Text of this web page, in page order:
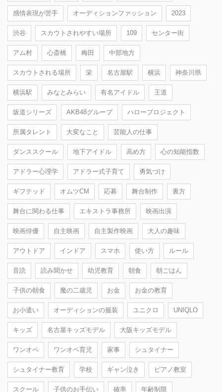
感情表現が苦手 オーディションファッション 2023
渋谷 スカウトされやすい場所 109 センター街
アム村 心斎橋 梅田 中部地方
スカウトされる場所 栄 名古屋駅 横浜 神奈川県
横浜駅 みなとみらい 有名アイドル 王道
坂道シリーズ AKB48グループ ハロープロジェクト
所属タレント 大変なこと 芸能人の仕事
ダンススクール 地下アイドル 高め方 心の知能指数
アドラー心理学 アドラー式子育て 勇気づけ
ギフテッド オムツCM 応募 舞台制作 裏方
舞台に関わる仕事 エキストラ事務所 映画出演
映画俳優 自主映画 自主製作映画 大人の趣味
アウトドア インドア スマホ 使い方 ルール
音読 読み聞かせ 幼児教育 朝食 朝ごはん
子供の朝食 魔の二歳児 お金 お金の教育
お小遣い オーディションの服装 ユニクロ UNIQLO
キッズ 名古屋キッズモデル 大阪キッズモデル
ワンオペ ワンオペ育児 家事 シュタイナー
シュタイナー教育 学校 ギャン泣き ピアノ教室
スクール 子供のお手伝い 確率 年齢制限